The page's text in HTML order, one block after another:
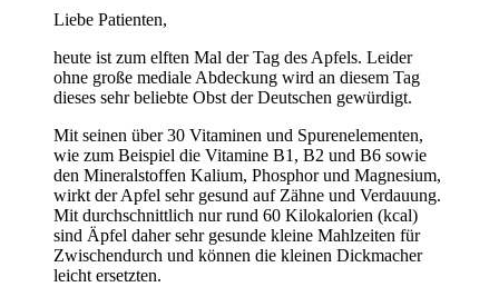
Liebe Patienten,
heute ist zum elften Mal der Tag des Apfels. Leider
ohne große mediale Abdeckung wird an diesem Tag
dieses sehr beliebte Obst der Deutschen gewürdigt.
Mit seinen über 30 Vitaminen und Spurenelementen,
wie zum Beispiel die Vitamine B1, B2 und B6 sowie
den Mineralstoffen Kalium, Phosphor und Magnesium,
wirkt der Apfel sehr gesund auf Zähne und Verdauung.
Mit durchschnittlich nur rund 60 Kilokalorien (kcal)
sind Äpfel daher sehr gesunde kleine Mahlzeiten für
Zwischendurch und können die kleinen Dickmacher
leicht ersetzten.